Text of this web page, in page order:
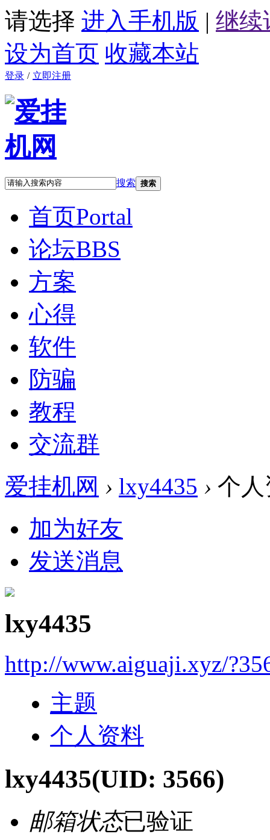
请选择 进入手机版 | 继续
设为首页 收藏本站
登录 / 立即注册
搜索 搜索
首页Portal
论坛BBS
方案
心得
软件
防骗
教程
交流群
爱挂机网 › lxy4435 › 个
加为好友
发送消息
lxy4435
http://www.aiguaji.xyz/
主题
个人资料
lxy4435(UID: 3566)
邮箱状态已验证